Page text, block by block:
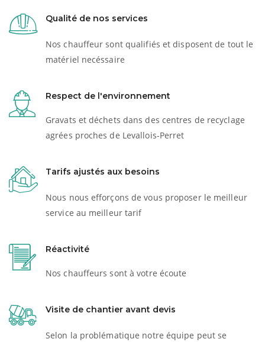
Qualité de nos services
Nos chauffeur sont qualifiés et disposent de tout le
matériel necéssaire
Respect de l'environnement
Gravats et déchets dans des centres de recyclage
agrées proches de Levallois-Perret
Tarifs ajustés aux besoins
Nous nous efforçons de vous proposer le meilleur
service au meilleur tarif
Réactivité
Nos chauffeurs sont à votre écoute
Visite de chantier avant devis
Selon la problématique notre équipe peut se